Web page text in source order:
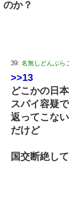
のか？
39: 名無しどんぶら
>>13
どこかの日
スパイ容疑
返ってこな
だけど
国交断絶し